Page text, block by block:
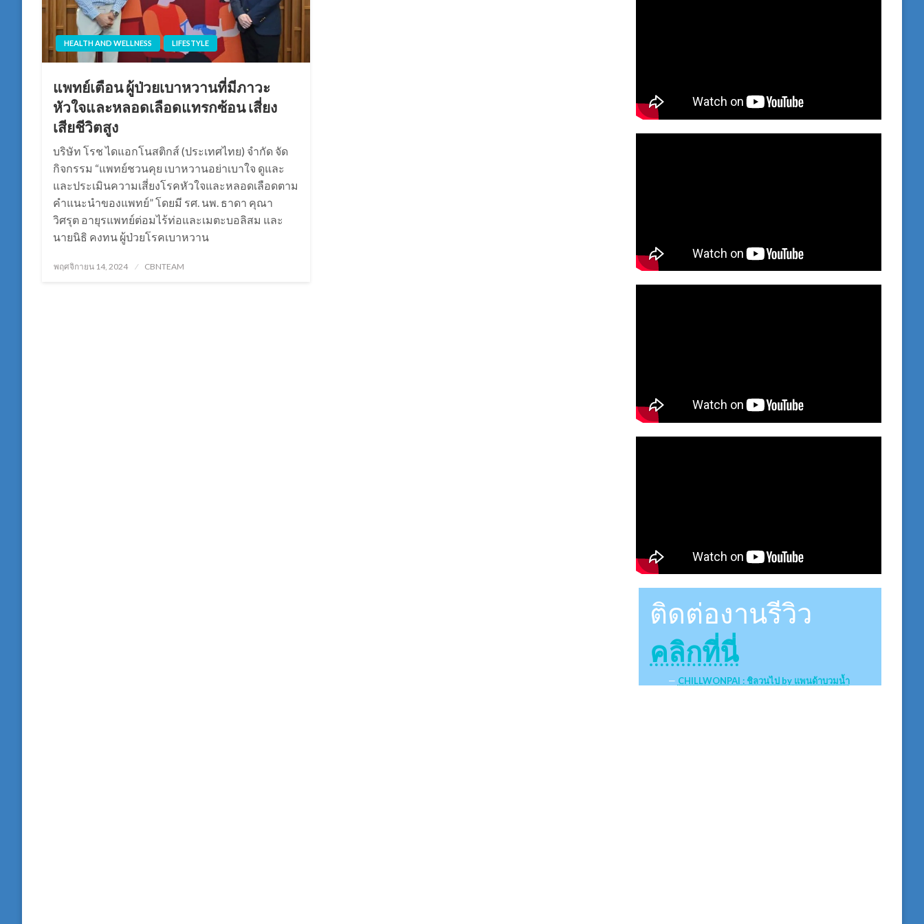
HEALTH AND WELLNESS LIFESTYLE
แพทย์เตือน ผู้ป่วยเบาหวานที่มีภาวะ
หัวใจและหลอดเลือดแทรกซ้อน เสี่ยง
เสียชีวิตสูง
บริษัท โรช ไดแอกโนสติกส์ (ประเทศไทย) จำกัด จัด
กิจกรรม “แพทย์ชวนคุย เบาหวานอย่าเบาใจ ดูและ
และประเมินความเสี่ยงโรคหัวใจและหลอดเลือดตาม
คำแนะนำของแพทย์” โดยมี รศ. นพ. ธาดา คุณา
วิศรุต อายุรแพทย์ต่อมไร้ท่อและเมตะบอลิสม และ
นายนิธิ คงทน ผู้ป่วยโรคเบาหวาน
Posted
พฤศจิกายน 14, 2024 CBNTEAM
ติดต่องานรีวิว
คลิกที่นี่
CHILLWONPAI : ชิลวนไป by แพนด้าบวมน้ำ